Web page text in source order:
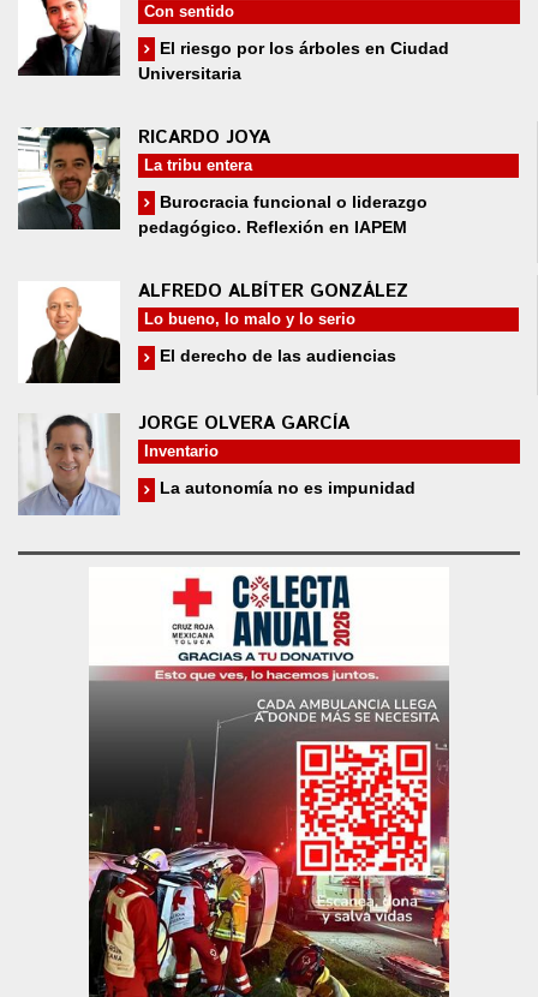
Con sentido
El riesgo por los árboles en Ciudad
Universitaria
RICARDO JOYA
La tribu entera
Burocracia funcional o liderazgo
pedagógico. Reflexión en IAPEM
ALFREDO ALBÍTER GONZÁLEZ
Lo bueno, lo malo y lo serio
El derecho de las audiencias
JORGE OLVERA GARCÍA
Inventario
La autonomía no es impunidad